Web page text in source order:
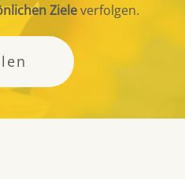
Zieleverfolgen.